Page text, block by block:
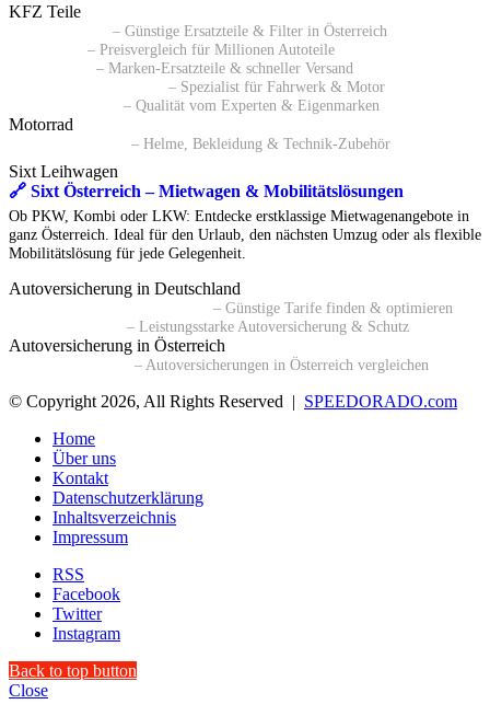
KFZ Teile
– Günstige Ersatzteile & Filter in Österreich
– Preisvergleich für Millionen Autoteile
– Marken-Ersatzteile & schneller Versand
– Spezialist für Fahrwerk & Motor
– Qualität vom Experten & Eigenmarken
Motorrad
– Helme, Bekleidung & Technik-Zubehör
Sixt Leihwagen
🔗 Sixt Österreich – Mietwagen & Mobilitätslösungen
Ob PKW, Kombi oder LKW: Entdecke erstklassige Mietwagenangebote in
ganz Österreich. Ideal für den Urlaub, den nächsten Umzug oder als flexible
Mobilitätslösung für jede Gelegenheit.
Autoversicherung in Deutschland
– Günstige Tarife finden & optimieren
– Leistungsstarke Autoversicherung & Schutz
Autoversicherung in Österreich
– Autoversicherungen in Österreich vergleichen
© Copyright 2026, All Rights Reserved | SPEEDORADO.com
Home
Über uns
Kontakt
Datenschutzerklärung
Inhaltsverzeichnis
Impressum
RSS
Facebook
Twitter
Instagram
Back to top button
Close